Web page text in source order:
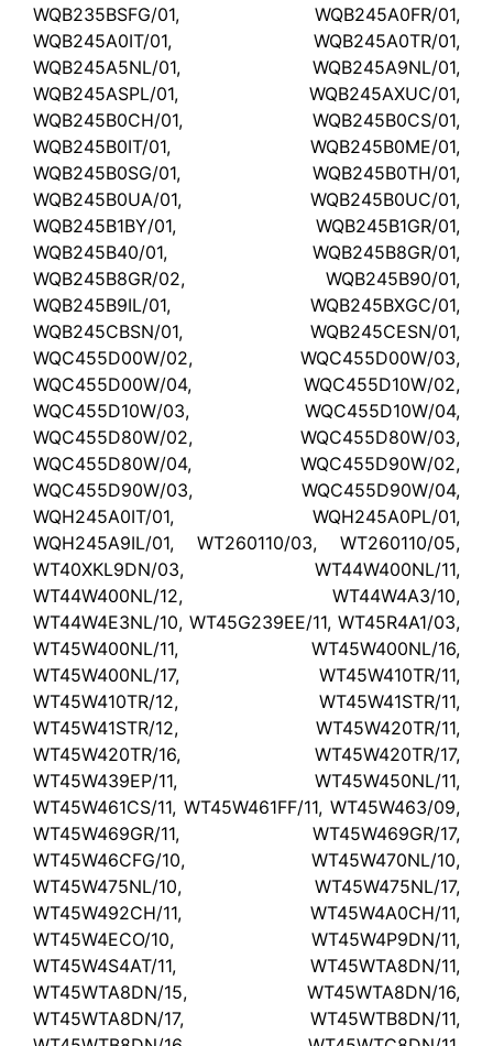
WQB235BSFG/01, WQB245A0FR/01,
WQB245A0IT/01, WQB245A0TR/01,
WQB245A5NL/01, WQB245A9NL/01,
WQB245ASPL/01, WQB245AXUC/01,
WQB245B0CH/01, WQB245B0CS/01,
WQB245B0IT/01, WQB245B0ME/01,
WQB245B0SG/01, WQB245B0TH/01,
WQB245B0UA/01, WQB245B0UC/01,
WQB245B1BY/01, WQB245B1GR/01,
WQB245B40/01, WQB245B8GR/01,
WQB245B8GR/02, WQB245B90/01,
WQB245B9IL/01, WQB245BXGC/01,
WQB245CBSN/01, WQB245CESN/01,
WQC455D00W/02, WQC455D00W/03,
WQC455D00W/04, WQC455D10W/02,
WQC455D10W/03, WQC455D10W/04,
WQC455D80W/02, WQC455D80W/03,
WQC455D80W/04, WQC455D90W/02,
WQC455D90W/03, WQC455D90W/04,
WQH245A0IT/01, WQH245A0PL/01,
WQH245A9IL/01, WT260110/03, WT260110/05,
WT40XKL9DN/03, WT44W400NL/11,
WT44W400NL/12, WT44W4A3/10,
WT44W4E3NL/10, WT45G239EE/11, WT45R4A1/03,
WT45W400NL/11, WT45W400NL/16,
WT45W400NL/17, WT45W410TR/11,
WT45W410TR/12, WT45W41STR/11,
WT45W41STR/12, WT45W420TR/11,
WT45W420TR/16, WT45W420TR/17,
WT45W439EP/11, WT45W450NL/11,
WT45W461CS/11, WT45W461FF/11, WT45W463/09,
WT45W469GR/11, WT45W469GR/17,
WT45W46CFG/10, WT45W470NL/10,
WT45W475NL/10, WT45W475NL/17,
WT45W492CH/11, WT45W4A0CH/11,
WT45W4ECO/10, WT45W4P9DN/11,
WT45W4S4AT/11, WT45WTA8DN/11,
WT45WTA8DN/15, WT45WTA8DN/16,
WT45WTA8DN/17, WT45WTB8DN/11,